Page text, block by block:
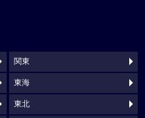
関東
東海
東北